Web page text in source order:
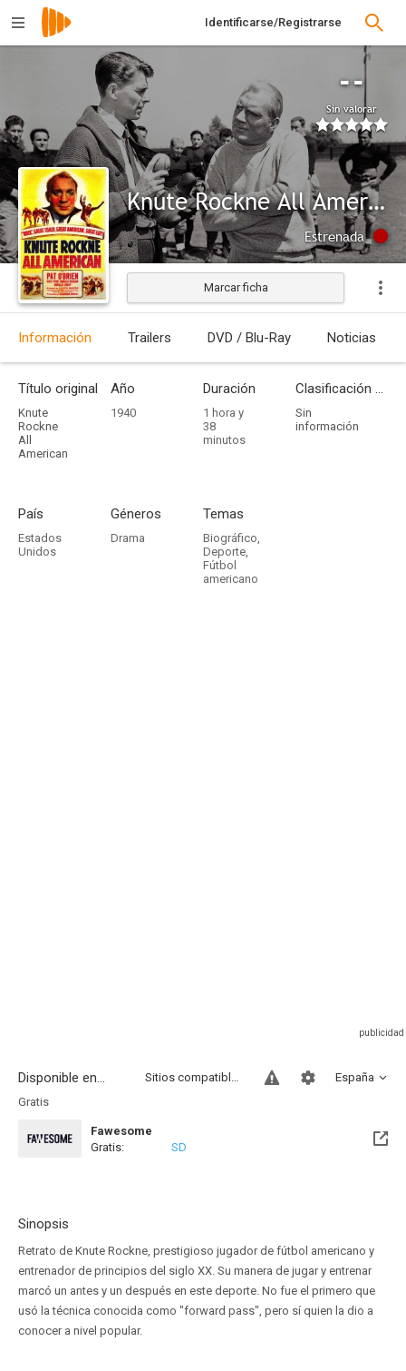
Identificarse/Registrarse
--
Sin valorar
Knute Rockne All American
Estrenada
Marcar ficha
Información Trailers DVD / Blu-Ray Noticias
Título original
Knute
Rockne
All
American
Año
1940
Duración
1 hora y
38
minutos
Clasificación por edades
Sin
información
País
Estados
Unidos
Géneros
Drama
Temas
Biográfico,
Deporte,
Fútbol
americano
Disponible en... España
Sitios compatibles
Gratis
Fawesome
Gratis:
SD
Sinopsis
Retrato de Knute Rockne, prestigioso jugador de fútbol americano y
entrenador de principios del siglo XX. Su manera de jugar y entrenar
marcó un antes y un después en este deporte. No fue el primero que
usó la técnica conocida como "forward pass", pero sí quien la dio a
conocer a nivel popular.